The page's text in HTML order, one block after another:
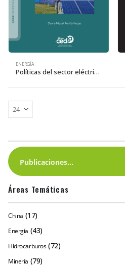
ENERGÍA
Políticas del sector eléctrico para la transición energética
Áreas Temáticas
China (17)
Energía (43)
Hidrocarburos (72)
Minería (79)